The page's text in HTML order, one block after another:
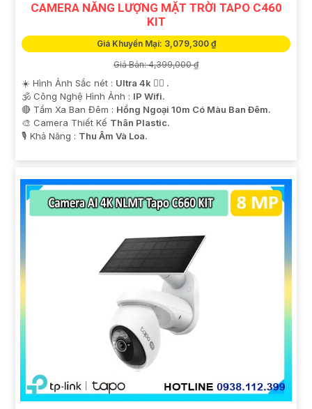
CAMERA NĂNG LƯỢNG MẶT TRỜI TAPO C460
KIT
Giá Khuyến Mại: 3,079,300 ₫
Giá Bán: 4,399,000 ₫
☀️ Hình Ảnh Sắc nét : Ultra 4k 👍🏾 .
🕉️ Công Nghệ Hình Ảnh : IP Wifi.
🔴 Tầm Xa Ban Đêm : Hồng Ngoại 10m Có Màu Ban Ðêm.
🎨 Camera Thiết Kế Thân Plastic.
️🎙 Khả Năng : Thu Âm Và Loa.